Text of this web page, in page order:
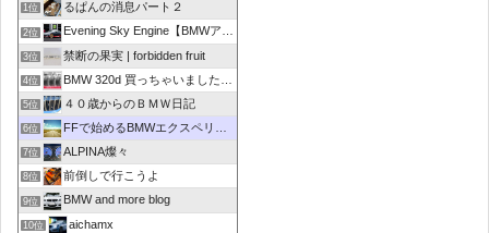
1位 るぱんの消息パート２
2位 Evening Sky Engine【BMWアルピナD4】
3位 禁断の果実 | forbidden fruit
4位 BMW 320d 買っちゃいました！！
5位 ４０歳からのＢＭＷ日記
6位 FFで始めるBMWエクスペリエンス
7位 ALPINA燦々
8位 前倒しで行こうよ
9位 BMW and more blog
10位 aichamx